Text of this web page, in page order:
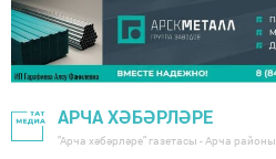
АРЧА ХӘБӘРЛӘРЕ
"Арча хәбәрләре" газетасы - Арча районы